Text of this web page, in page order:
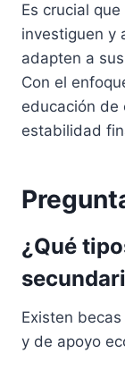
Es crucial
investiguen y
adapten a sus
Con el
educación de
estabilidad
¿Qué
Existen
y de apoyo